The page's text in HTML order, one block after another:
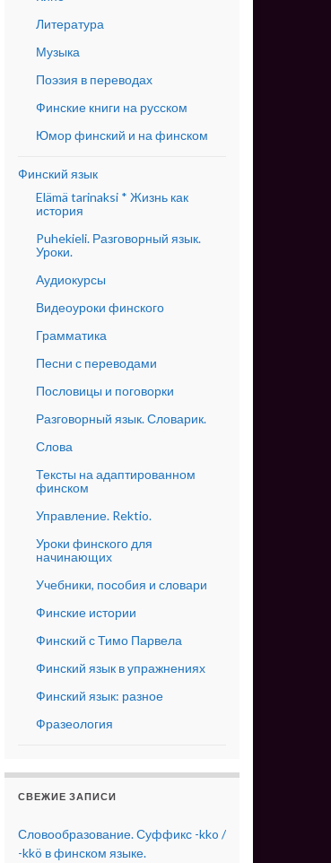
Литература
Музыка
Поэзия в переводах
Финские книги на русском
Юмор финский и на финском
Финский язык
Elämä tarinaksi * Жизнь как
история
Puhekieli. Разговорный язык.
Уроки.
Аудиокурсы
Видеоуроки финского
Грамматика
Песни с переводами
Пословицы и поговорки
Разговорный язык. Словарик.
Слова
Тексты на адаптированном
финском
Управление. Rektio.
Уроки финского для
начинающих
Учебники, пособия и словари
Финские истории
Финский с Тимо Парвела
Финский язык в упражнениях
Финский язык: разное
Фразеология
СВЕЖИЕ ЗАПИСИ
Словообразование. Суффикс -kko /
-kkö в финском языке.